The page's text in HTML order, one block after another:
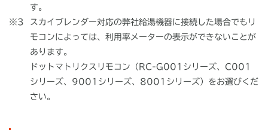
す。
※3
スカイブレンダー対応の弊社給湯機器に接続した場合でもリ
モコンによっては、利用率メーターの表示ができないことが
あります。
ドットマトリクスリモコン（RC-G001シリーズ、C001
シリーズ、9001シリーズ、8001シリーズ）をお選びくだ
さい。